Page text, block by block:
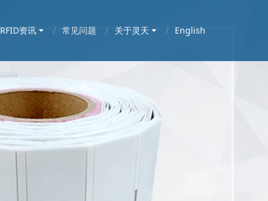
RFID资讯 常见问题 关于灵天 English